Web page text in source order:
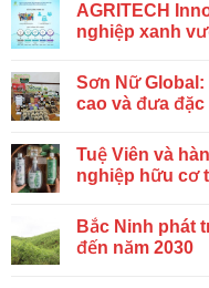
AGRITECH
nghiệp xanh
Sơn Nữ
cao và đưa
Tuệ Viên và
nghiệp hữu cơ
Bắc Ninh phát
đến năm 2030